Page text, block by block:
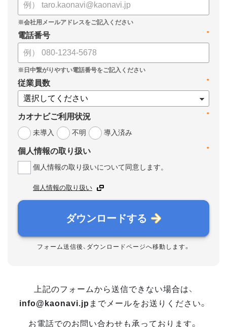
*
電話番号
*
従業員数
*
カオナビご利用状況
未導入
不明 導入済み
*
個人情報の取り扱い
個人情報の取り扱いについて同意します。
個人情報の取り扱い
ダウンロードする
フォーム送信後、ダウンロードページへ移動します。
上記のフォームから送信できない場合は、
info@kaonavi.jp までメールをお送りください。
お電話でのお問い合わせも承っております。